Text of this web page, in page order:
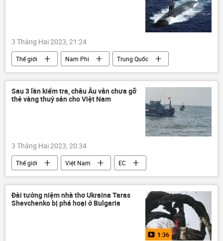
3 Tháng Hai 2023, 21:24
Thế giới Nam Phi
Trung Quốc
năng lượng hạt nhân
hợp tác
đàm phán
Sau 3 lần kiểm tra, châu Âu vẫn chưa gỡ
thẻ vàng thuỷ sản cho Việt Nam
3 Tháng Hai 2023, 20:34
Thế giới Việt Nam
EC
Châu Âu
thủy sản
Đài tưởng niệm nhà thơ Ukraina Taras
Shevchenko bị phá hoại ở Bulgaria
1:36